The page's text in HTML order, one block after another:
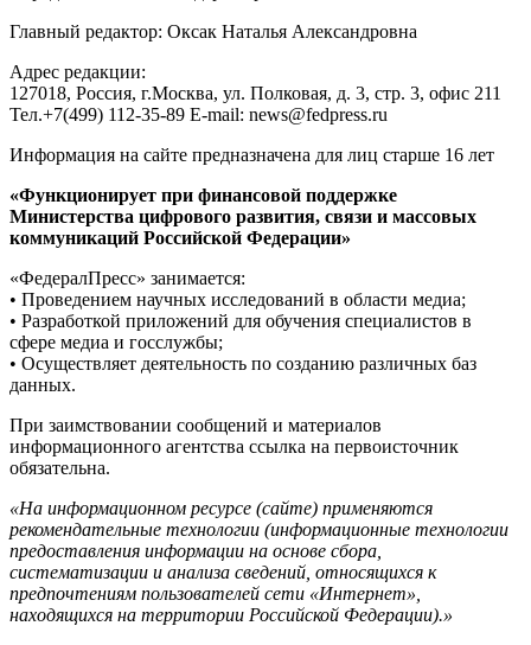
Главный редактор: Оксак Наталья Александровна
Адрес редакции:
127018, Россия, г.Москва, ул. Полковая, д. 3, стр. 3, офис 211
Тел.+7(499) 112-35-89 E-mail: news@fedpress.ru
Информация на сайте предназначена для лиц старше 16 лет
«Функционирует при финансовой поддержке
Министерства цифрового развития, связи и массовых
коммуникаций Российской Федерации»
«ФедералПресс» занимается:
• Проведением научных исследований в области медиа;
• Разработкой приложений для обучения специалистов в
сфере медиа и госслужбы;
• Осуществляет деятельность по созданию различных баз
данных.
При заимствовании сообщений и материалов
информационного агентства ссылка на первоисточник
обязательна.
«На информационном ресурсе (сайте) применяются
рекомендательные технологии (информационные технологии
предоставления информации на основе сбора,
систематизации и анализа сведений, относящихся к
предпочтениям пользователей сети «Интернет»,
находящихся на территории Российской Федерации).»